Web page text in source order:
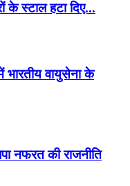
के स्टाल हटा दिए...
वायुसेना के
नफरत की राजनीति